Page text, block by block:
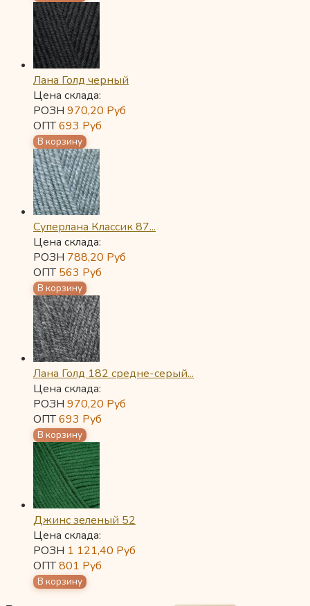
Лана Голд черный
Цена склада:
РОЗН 970,20 Руб
ОПТ693 Руб
Суперлана Классик 87...
Цена склада:
РОЗН 788,20 Руб
ОПТ563 Руб
Лана Голд 182 средне-серый...
Цена склада:
РОЗН 970,20 Руб
ОПТ693 Руб
Джинс зеленый 52
Цена склада:
РОЗН 1 121,40 Руб
ОПТ801 Руб